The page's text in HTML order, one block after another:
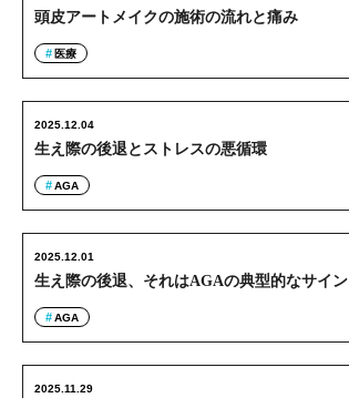
頭皮アートメイクの施術の流れと痛み
医療
生え際の後退とストレスの悪循環
2025.12.04
AGA
生え際の後退、それはAGAの典型的なサイン
2025.12.01
AGA
2025.11.29